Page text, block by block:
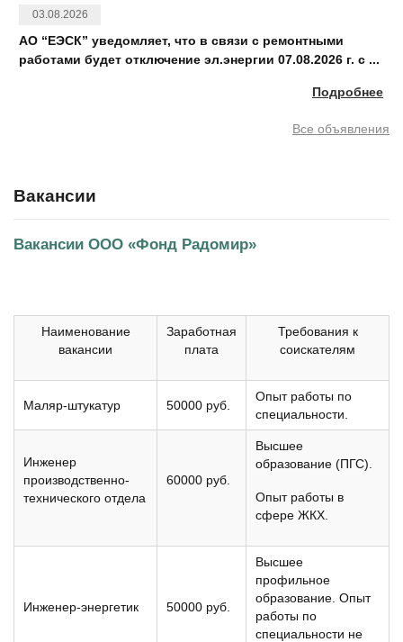
03.08.2026
АО “ЕЭСК” уведомляет, что в связи с ремонтными
работами будет отключение эл.энергии 07.08.2026 г. с ...
Подробнее
Все объявления
Вакансии
Вакансии ООО «Фонд Радомир»
Наименование
вакансии
Заработная
плата
Требования к
соискателям
Маляр-штукатур 50000 руб.
Опыт работы по
специальности.
Инженер
производственно-
технического отдела
60000 руб.
Высшее
образование (ПГС).
Опыт работы в
сфере ЖКХ.
Инженер-энергетик 50000 руб.
Высшее
профильное
образование. Опыт
работы по
специальности не